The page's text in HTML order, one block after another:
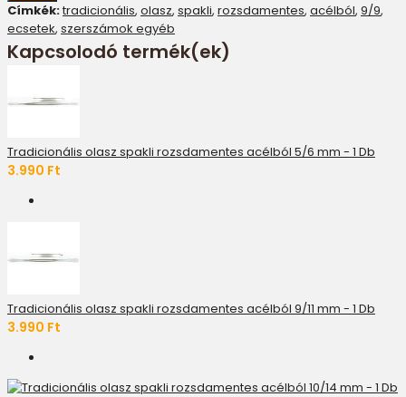
Címkék:tradicionális, olasz, spakli, rozsdamentes, acélból, 9/9,
ecsetek, szerszámok egyéb
Kapcsolodó termék(ek)
Tradicionális olasz spakli rozsdamentes acélból 5/6 mm - 1 Db
3.990 Ft
Tradicionális olasz spakli rozsdamentes acélból 9/11 mm - 1 Db
3.990 Ft